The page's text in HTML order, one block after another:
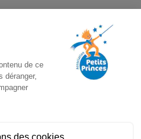
de ce
déranger,
des cookies.